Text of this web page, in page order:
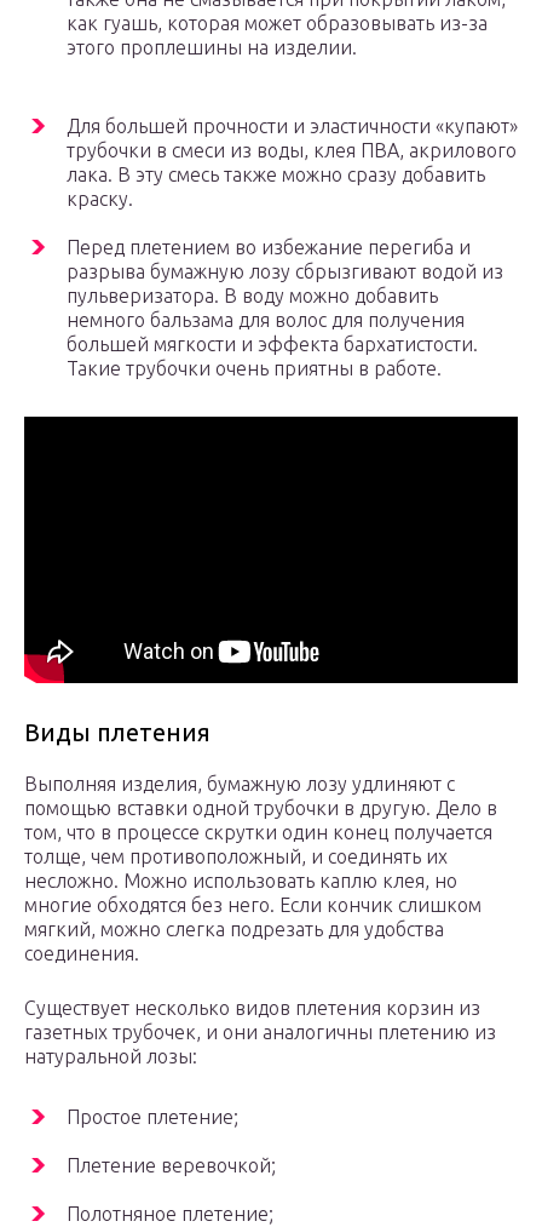
как гуашь, которая может образовывать из-за
этого проплешины на изделии.
Для большей прочности и эластичности «купают»
трубочки в смеси из воды, клея ПВА, акрилового
лака. В эту смесь также можно сразу добавить
краску.
Перед плетением во избежание перегиба и
разрыва бумажную лозу сбрызгивают водой из
пульверизатора. В воду можно добавить
немного бальзама для волос для получения
большей мягкости и эффекта бархатистости.
Такие трубочки очень приятны в работе.
Виды плетения
Выполняя изделия, бумажную лозу удлиняют с
помощью вставки одной трубочки в другую. Дело в
том, что в процессе скрутки один конец получается
толще, чем противоположный, и соединять их
несложно. Можно использовать каплю клея, но
многие обходятся без него. Если кончик слишком
мягкий, можно слегка подрезать для удобства
соединения.
Существует несколько видов плетения корзин из
газетных трубочек, и они аналогичны плетению из
натуральной лозы:
Простое плетение;
Плетение веревочкой;
Полотняное плетение;